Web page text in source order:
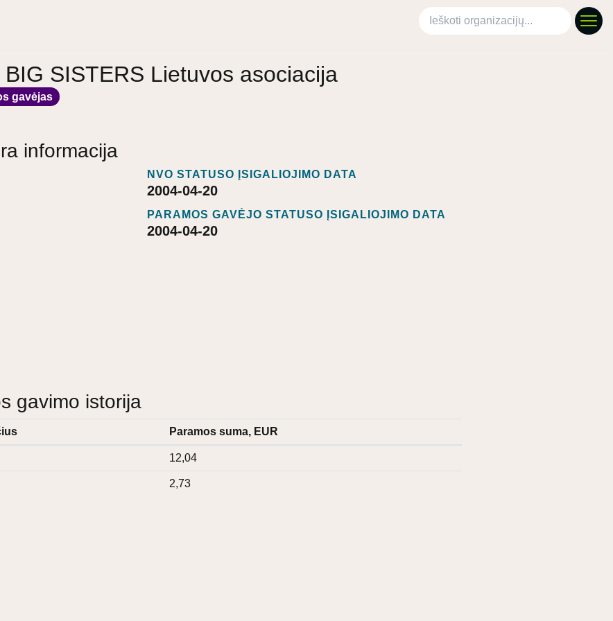
Ieškoti organizacijų
SISTERS Lietuvos asociacija
gavėjas
informacija
NVO STATUSO ĮSIGALIOJIMO DATA
2004-04-20
PARAMOS GAVĖJO STATUSO ĮSIGALIOJIMO DATA
2004-04-20
gavimo istorija
Paramos suma, EUR
12,04
2,73